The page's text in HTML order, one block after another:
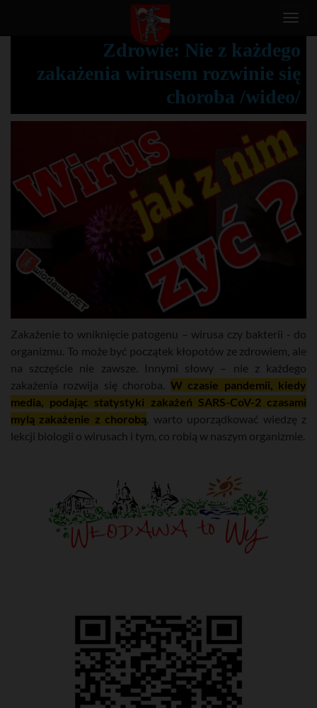
T
g
g
e
n
a
v
g
a
t
i
Zdrowie: Nie z każdego
zakażenia wirusem rozwinie się
choroba /wideo/
Zakażenie to wniknięcie patogenu – wirusa czy bakterii - do
organizmu. To może być początek kłopotów ze zdrowiem, ale
na szczęście nie zawsze. Innymi słowy – nie z każdego
zakażenia rozwija się choroba. W czasie pandemii, kiedy
media, podając statystyki zakażeń SARS-CoV-2 czasami
mylą zakażenie z chorobą , warto uporządkować wiedzę z
lekcji biologii o wirusach i tym, co robią w naszym organizmie.